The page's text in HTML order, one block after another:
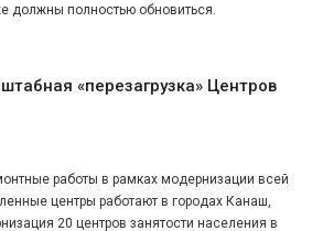
должны полностью обновиться.
«перезагрузка» Центров
работы в рамках модернизации всей
центры работают в городах Канаш,
20 центров занятости населения в